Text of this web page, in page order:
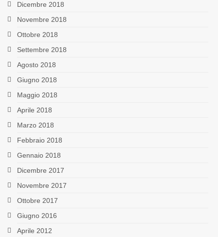
Dicembre 2018
Novembre 2018
Ottobre 2018
Settembre 2018
Agosto 2018
Giugno 2018
Maggio 2018
Aprile 2018
Marzo 2018
Febbraio 2018
Gennaio 2018
Dicembre 2017
Novembre 2017
Ottobre 2017
Giugno 2016
Aprile 2012